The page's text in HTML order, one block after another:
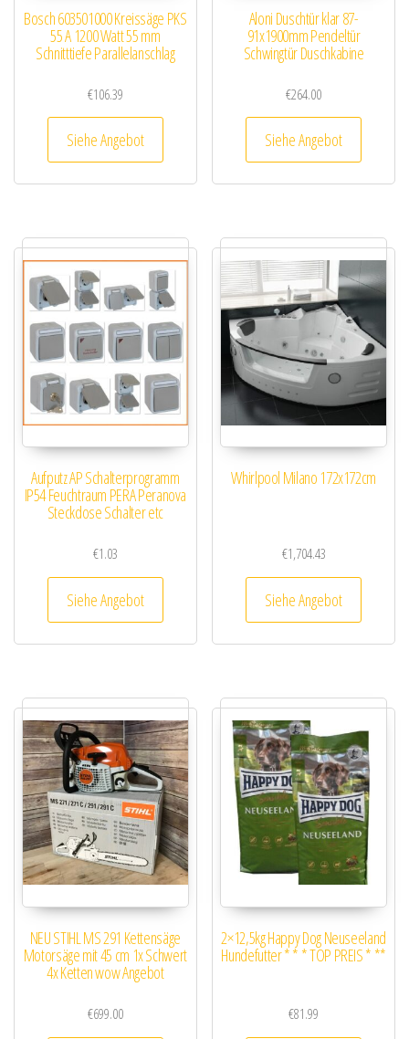
Bosch 603501000 Kreissäge PKS
55 A 1200 Watt 55 mm
Schnitttiefe Parallelanschlag
€106.39
Siehe Angebot
Aloni Duschtür klar 87-
91x1900mm Pendeltür
Schwingtür Duschkabine
€264.00
Siehe Angebot
Aufputz AP Schalterprogramm
IP54 Feuchtraum PERA Peranova
Steckdose Schalter etc
€1.03
Siehe Angebot
Whirlpool Milano 172x172cm
€1,704.43
Siehe Angebot
NEU STIHL MS 291 Kettensäge
Motorsäge mit 45 cm 1x Schwert
4x Ketten wow Angebot
€699.00
2×12,5kg Happy Dog Neuseeland
Hundefutter * * * TOP PREIS * **
€81.99